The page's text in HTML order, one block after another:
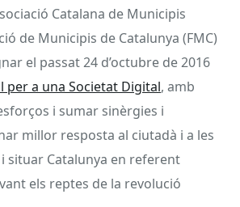
Catalana de Municipis
de Municipis de Catalunya (FMC)
el passat 24 d’octubre de 2016
per a una Societat Digital, amb
i sumar sinèrgies i
millor resposta al ciutadà i a les
situar Catalunya en referent
els reptes de la revolució